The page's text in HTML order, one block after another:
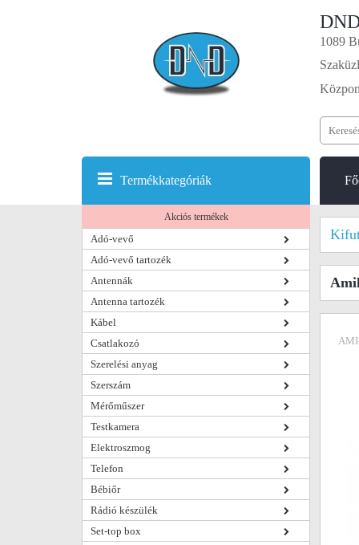
1089
Termékkategóriák
Akciós termékek
Adó-vevő
Adó-vevő tartozék
Antennák
Antenna tartozék
Kábel
Csatlakozó
Szerelési anyag
Szerszám
Mérőműszer
Testkamera
Elektroszmog
Telefon
Bébiőr
Rádió készülék
Set-top box